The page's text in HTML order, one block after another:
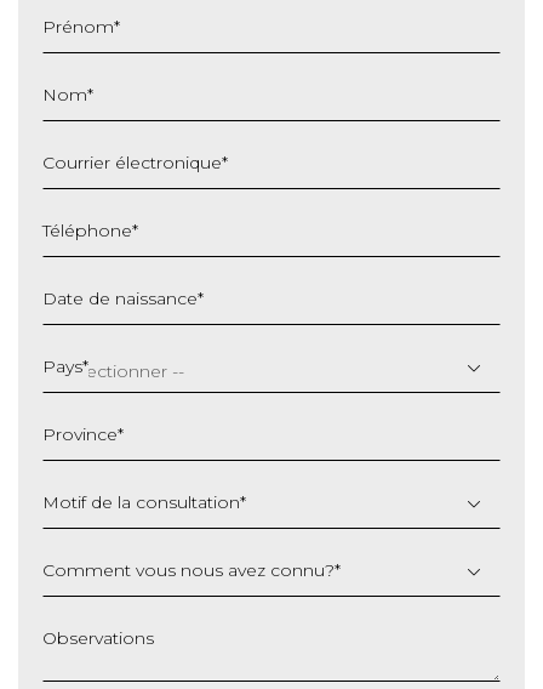
Prénom*
Nom*
Courrier électronique*
Téléphone*
Date de naissance*
slash
MM
AAAA
Pays*
Province*
Motif de la consultation*
Comment vous nous avez connu?*
Observations